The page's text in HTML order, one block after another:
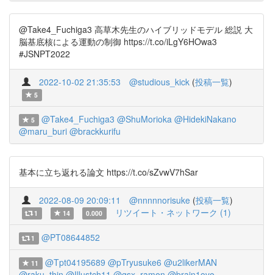
@Take4_Fuchiga3 高草木先生のハイブリッドモデル 総説 大
脳基底核による運動の制御 https://t.co/iLgY6HOwa3
#JSNPT2022
2022-10-02 21:35:53 @studious_kick (投稿一覧)
5
5 @Take4_Fuchiga3 @ShuMorioka @HidekiNakano
@maru_buri @brackkurifu
基本に立ち返れる論文 https://t.co/sZvwV7hSar
2022-08-09 20:09:11 @nnnnnorisuke (投稿一覧)
1 14 0.000 リツイート・ネットワーク (1)
1 @PT08644852
11 @Tpt04195689 @pTryusuke6 @u2likerMAN